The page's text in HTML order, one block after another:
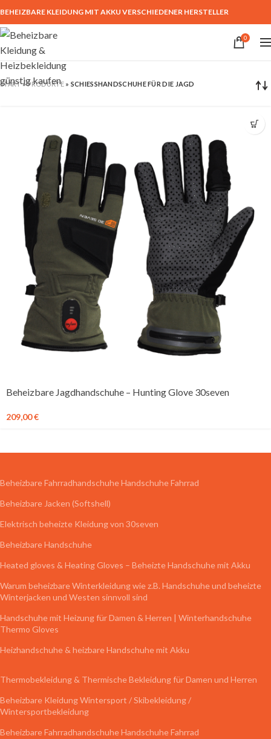
BEHEIZBARE KLEIDUNG MIT AKKU VERSCHIEDENER HERSTELLER
0
START»PRODUKTE» SCHIESSHANDSCHUHE FÜR DIE JAGD
Beheizbare Jagdhandschuhe – Hunting Glove 30seven
209,00€
Beheizbare Fahrradhandschuhe Handschuhe Fahrrad
Beheizbare Jacken (Softshell)
Elektrisch beheizte Kleidung von 30seven
Beheizbare Handschuhe
Heated gloves & Heating Gloves – Beheizte Handschuhe mit Akku
Warum beheizbare Winterkleidung wie z.B. Handschuhe und beheizte
Winterjacken und Westen sinnvoll sind
Handschuhe mit Heizung für Damen & Herren | Winterhandschuhe
Thermo Gloves
Heizhandschuhe & heizbare Handschuhe mit Akku
Thermobekleidung & Thermische Bekleidung für Damen und Herren
Beheizbare Kleidung Wintersport / Skibekleidung /
Wintersportbekleidung
Beheizbare Fahrradhandschuhe Handschuhe Fahrrad